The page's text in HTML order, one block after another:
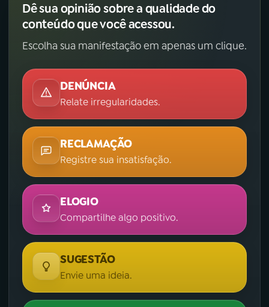
Dê sua opinião sobre a qualidade do
conteúdo que você acessou.
Escolha sua manifestação em apenas um clique.
DENÚNCIA
Relate irregularidades.
RECLAMAÇÃO
Registre sua insatisfação.
ELOGIO
Compartilhe algo positivo.
SUGESTÃO
Envie uma ideia.